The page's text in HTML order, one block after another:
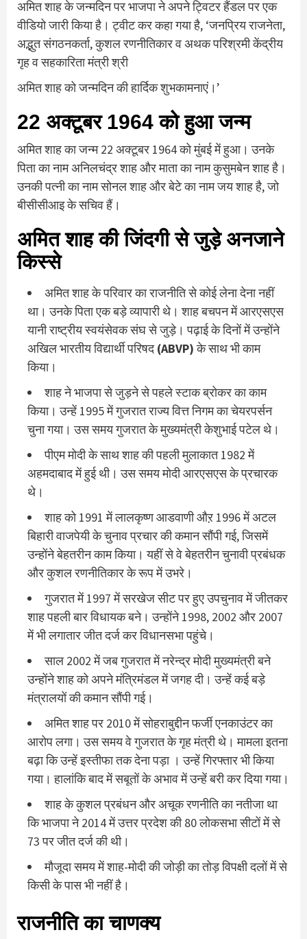
अमित शाह के जन्मदिन पर भाजपा ने अपने ट्विटर हैंडल पर एक
वीडियो जारी किया है। ट्वीट कर कहा गया है, ‘जनप्रिय राजनेता,
अद्भुत संगठनकर्ता, कुशल रणनीतिकार व अथक परिश्रमी केंद्रीय
गृह व सहकारिता मंत्री श्री
अमित शाह को जन्मदिन की हार्दिक शुभकामनाएं।’
22 अक्टूबर 1964 को हुआ जन्म
अमित शाह का जन्म 22 अक्टूबर 1964 को मुंबई में हुआ। उनके
पिता का नाम अनिलचंद्र शाह और माता का नाम कुसुमबेन शाह है।
उनकी पत्नी का नाम सोनल शाह और बेटे का नाम जय शाह है, जो
बीसीसीआइ के सचिव हैं।
अमित शाह की जिंदगी से जुड़े अनजाने
किस्से
अमित शाह के परिवार का राजनीति से कोई लेना देना नहीं
था। उनके पिता एक बड़े व्यापारी थे। शाह बचपन में आरएसएस
यानी राष्ट्रीय स्वयंसेवक संघ से जुड़े। पढ़ाई के दिनों में उन्होंने
अखिल भारतीय विद्यार्थी परिषद(ABVP)के साथ भी काम
किया।
शाह ने भाजपा से जुड़ने से पहले स्टाक ब्रोकर का काम
किया। उन्हें 1995 में गुजरात राज्य वित्त निगम का चेयरपर्सन
चुना गया। उस समय गुजरात के मुख्यमंत्री केशुभाई पटेल थे।
पीएम मोदी के साथ शाह की पहली मुलाकात 1982 में
अहमदाबाद में हुई थी। उस समय मोदी आरएसएस के प्रचारक
थे।
शाह को 1991 में लालकृष्ण आडवाणी औऱ 1996 में अटल
बिहारी वाजपेयी के चुनाव प्रचार की कमान सौंपी गई, जिसमें
उन्होंने बेहतरीन काम किया। यहीं से वे बेहतरीन चुनावी प्रबंधक
और कुशल रणनीतिकार के रूप में उभरे।
गुजरात में 1997 में सरखेज सीट पर हुए उपचुनाव में जीतकर
शाह पहली बार विधायक बने। उन्होंने 1998, 2002 और 2007
में भी लगातार जीत दर्ज कर विधानसभा पहुंचे।
साल 2002 में जब गुजरात में नरेन्द्र मोदी मुख्यमंत्री बने
उन्होंने शाह को अपने मंत्रिमंडल में जगह दी। उन्हें कई बड़े
मंत्रालयों की कमान सौंपी गई।
अमित शाह पर 2010 में सोहराबुद्दीन फर्जी एनकाउंटर का
आरोप लगा। उस समय वे गुजरात के गृह मंत्री थे। मामला इतना
बढ़ा कि उन्हें इस्तीफा तक देना पड़ा । उन्हें गिरफ्तार भी किया
गया। हालांकि बाद में सबूतों के अभाव में उन्हें बरी कर दिया गया।
शाह के कुशल प्रबंधन और अचूक रणनीति का नतीजा था
कि भाजपा ने 2014 में उत्तर प्रदेश की 80 लोकसभा सीटों में से
73 पर जीत दर्ज की थी।
मौजूदा समय में शाह-मोदी की जोड़ी का तोड़ विपक्षी दलों में से
किसी के पास भी नहीं है।
राजनीति का चाणक्य